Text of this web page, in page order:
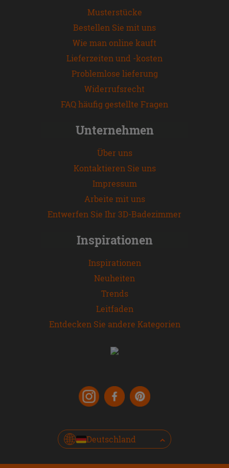
Musterstücke
Bestellen Sie mit uns
Wie man online kauft
Lieferzeiten und -kosten
Problemlose lieferung
Widerrufsrecht
FAQ häufig gestellte Fragen
Unternehmen
Über uns
Kontaktieren Sie uns
Impressum
Arbeite mit uns
Entwerfen Sie Ihr 3D-Badezimmer
Inspirationen
Inspirationen
Neuheiten
Trends
Leitfaden
Entdecken Sie andere Kategorien
Deutschland